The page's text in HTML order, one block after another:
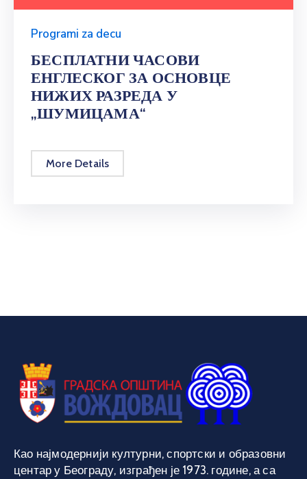
Programi za decu
БЕСПЛАТНИ ЧАСОВИ
ЕНГЛЕСКОГ ЗА ОСНОВЦЕ
НИЖИХ РАЗРЕДА У
„ШУМИЦАМА“
More Details
Као најмодернији културни, спортски и образовни
центар у Београду, изграђен је 1973. године, а са